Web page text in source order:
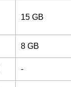
15 GB
8 GB
-